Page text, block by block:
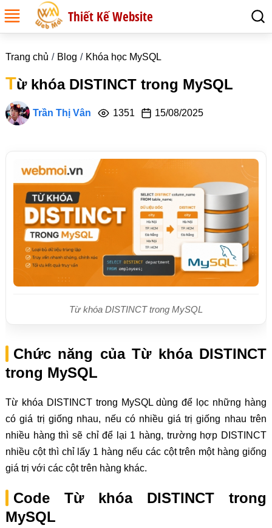
Thiết Kế Website
Trang chủ Blog Khóa học MySQL
Từ khóa DISTINCT trong MySQL
Trần Thị Vân 1351 15/08/2025
Từ khóa DISTINCT trong MySQL
Chức năng của Từ khóa DISTINCT
trong MySQL
Từ khóa DISTINCT trong MySQL dùng để lọc những hàng
có giá trị giống nhau, nếu có nhiều giá trị giống nhau trên
nhiều hàng thì sẽ chỉ để lại 1 hàng, trường hợp DISTINCT
nhiều cột thì chỉ lấy 1 hàng nếu các cột trên một hàng giống
giá trị với các cột trên hàng khác.
Code Từ khóa DISTINCT trong
MySQL